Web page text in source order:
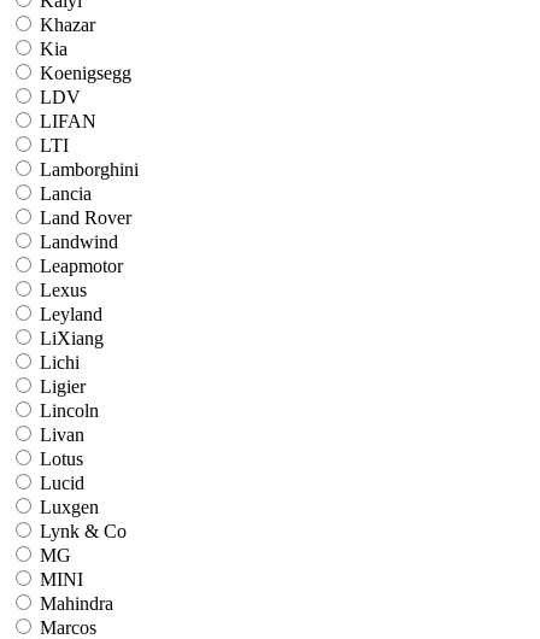
Khazar
Kia
Koenigsegg
LDV
LIFAN
LTI
Lamborghini
Lancia
Land Rover
Landwind
Leapmotor
Lexus
Leyland
LiXiang
Lichi
Ligier
Lincoln
Livan
Lotus
Lucid
Luxgen
Lynk & Co
MG
MINI
Mahindra
Marcos